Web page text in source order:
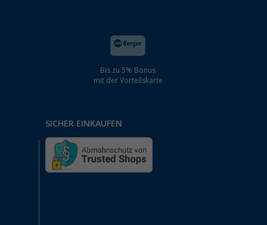
Bis zu 5% Bonus
mit der Vorteilskarte
SICHER EINKAUFEN